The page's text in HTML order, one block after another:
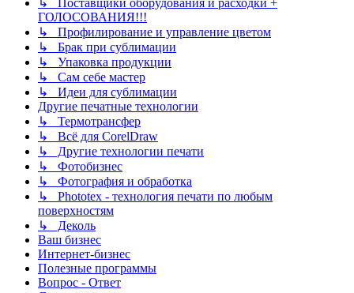
↳ Поставщики оборудования и расходки +
ГОЛОСОВАНИЯ!!!
↳ Профилирование и управление цветом
↳ Брак при сублимации
↳ Упаковка продукции
↳ Сам себе мастер
↳ Идеи для сублимации
Другие печатные технологии
↳ Термотрансфер
↳ Всё для CorelDraw
↳ Другие технологии печати
↳ Фотобизнес
↳ Фотография и обработка
↳ Phototex - технология печати по любым
поверхностям
↳ Деколь
Ваш бизнес
Интернет-бизнес
Полезные программы
Вопрос - Ответ